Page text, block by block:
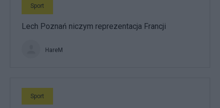
Sport
Lech Poznań niczym reprezentacja Francji
HareM
Sport